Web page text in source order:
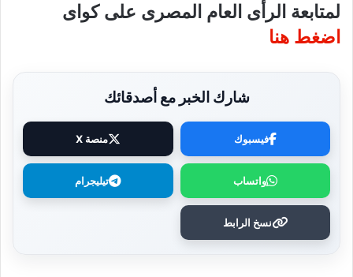
لمتابعة الرأى العام المصرى على كواى
اضغط هنا
شارك الخبر مع أصدقائك
فيسبوك منصة X
واتساب تيليجرام
نسخ الرابط